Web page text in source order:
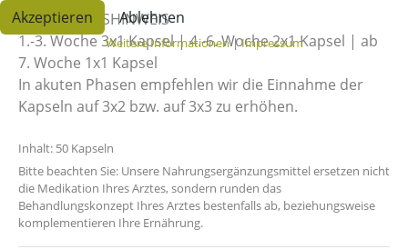
DOSIERUNGSHINWEIS
1.-3. Woche 3x1 Kapsel | 4.-6. Woche 2x1 Kapsel | ab
7. Woche 1x1 Kapsel
In akuten Phasen empfehlen wir die Einnahme der
Kapseln auf 3x2 bzw. auf 3x3 zu erhöhen.
Inhalt: 50 Kapseln
Bitte beachten Sie: Unsere Nahrungsergänzungsmittel ersetzen nicht
die Medikation Ihres Arztes, sondern runden das
Behandlungskonzept Ihres Arztes bestenfalls ab, beziehungsweise
komplementieren Ihre Ernährung.
Akzeptieren Ablehnen
Weitere Informationen|Impressum